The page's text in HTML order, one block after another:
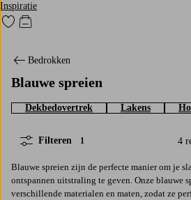
Inspiratie
Ga naar favoriet gemarkeerde producten
Go to checkout
Bedrokken
Blauwe spreien
Dekbedovertrek Lakens
4
Filteren 1
Blauwe spreien zijn de perfecte manier om je
ontspannen uitstraling te geven. Onze blauwe
verschillende materialen en maten, zodat ze